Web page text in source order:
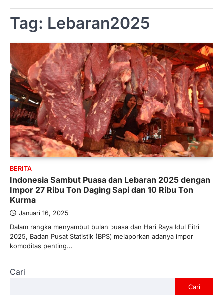
Tag: Lebaran2025
BERITA
Indonesia Sambut Puasa dan Lebaran 2025 dengan
Impor 27 Ribu Ton Daging Sapi dan 10 Ribu Ton
Kurma
Januari 16, 2025
Dalam rangka menyambut bulan puasa dan Hari Raya Idul Fitri
2025, Badan Pusat Statistik (BPS) melaporkan adanya impor
komoditas penting…
Cari
Cari